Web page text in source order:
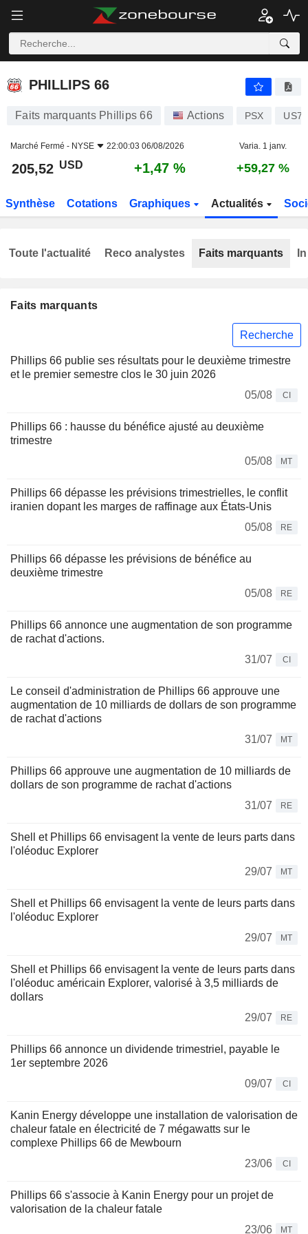
PHILLIPS 66
PHILLIPS 66
Faits marquants Phillips 66 Actions PSX
Marché Fermé - NYSE 22:00:03 06/08/2026 Varia. 1 janv.
205,52 USD +1,47 % +59,27 %
Synthèse Cotations Graphiques Actualités
Faits marquants
Recherche
Phillips 66 publie ses résultats pour le deuxième trimestre
et le premier semestre clos le 30 juin 2026
05/08
CI
Phillips 66 : hausse du bénéfice ajusté au deuxième
trimestre
05/08
MT
Phillips 66 dépasse les prévisions trimestrielles, le conflit
iranien dopant les marges de raffinage aux États-Unis
05/08
RE
Phillips 66 dépasse les prévisions de bénéfice au
deuxième trimestre
05/08
RE
Phillips 66 annonce une augmentation de son programme
de rachat d'actions.
31/07
CI
Le conseil d'administration de Phillips 66 approuve une
augmentation de 10 milliards de dollars de son programme
de rachat d'actions
31/07
MT
Phillips 66 approuve une augmentation de 10 milliards de
dollars de son programme de rachat d'actions
31/07
RE
Shell et Phillips 66 envisagent la vente de leurs parts dans
l'oléoduc Explorer
29/07
MT
Shell et Phillips 66 envisagent la vente de leurs parts dans
l'oléoduc Explorer
29/07
MT
Shell et Phillips 66 envisagent la vente de leurs parts dans
l'oléoduc américain Explorer, valorisé à 3,5 milliards de
dollars
29/07
RE
Phillips 66 annonce un dividende trimestriel, payable le
1er septembre 2026
09/07
CI
Kanin Energy développe une installation de valorisation de
chaleur fatale en électricité de 7 mégawatts sur le
complexe Phillips 66 de Mewbourn
23/06
CI
Phillips 66 s'associe à Kanin Energy pour un projet de
valorisation de la chaleur fatale
23/06
MT
Toute l'actualité Reco analystes Faits marquants